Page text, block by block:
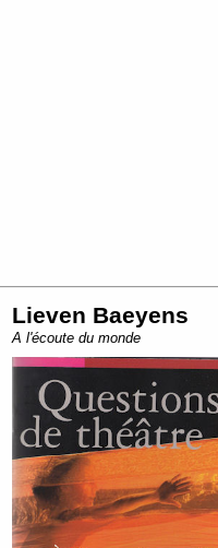
Lieven Baeyens
A l'écoute du monde